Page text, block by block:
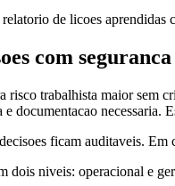
de licoes aprendidas
com seguranca
risco trabalhista maior
documentacao
ficam auditaveis.
dois niveis: operacional e